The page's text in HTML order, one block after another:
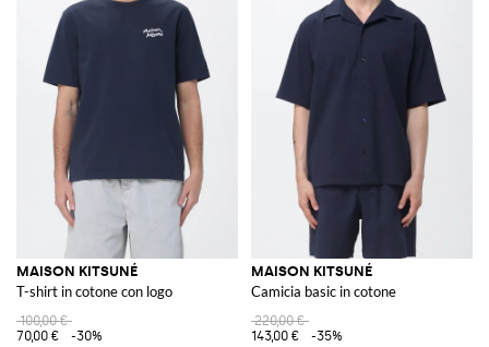
MAISON KITSUNÉ
T-shirt in cotone con logo
100,00 €
70,00 €
-30%
MAISON KITSUNÉ
Camicia basic in cotone
220,00 €
143,00 €
-35%